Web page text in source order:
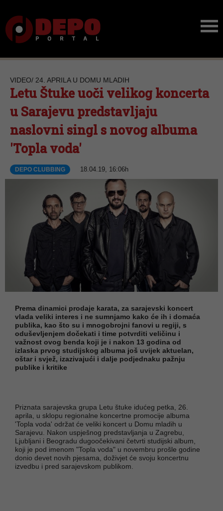
VIDEO/ 24. APRILA U DOMU MLADIH
Letu Štuke uoči velikog koncerta
u Sarajevu predstavljaju
naslovni singl s novog albuma
'Topla voda'
DEPO CLUBBING 18.04.19, 16:06h
Prema dinamici prodaje karata, za sarajevski koncert
vlada veliki interes i ne sumnjamo kako će ih i domaća
publika, kao što su i mnogobrojni fanovi u regiji, s
oduševljenjem dočekati i time potvrditi veličinu i
važnost ovog benda koji je i nakon 13 godina od
izlaska prvog studijskog albuma još uvijek aktuelan,
oštar i svjež, izazivajući i dalje podjednaku pažnju
publike i kritike
Priznata sarajevska grupa Letu štuke idućeg petka, 26.
aprila, u sklopu regionalne koncertne promocije albuma
'Topla voda' održat će veliki koncert u Domu mladih u
Sarajevu. Nakon uspješnog predstavljanja u Zagrebu,
Ljubljani i Beogradu dugoočekivani četvrti studijski album,
koji je pod imenom "Topla voda" u novembru prošle godine
donio devet novih pjesama, doživjet će svoju koncertnu
izvedbu i pred sarajevskom publikom.